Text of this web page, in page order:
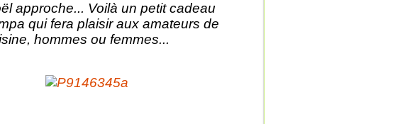
approche... Voilà un petit cadeau
qui fera plaisir aux amateurs de
hommes ou femmes...